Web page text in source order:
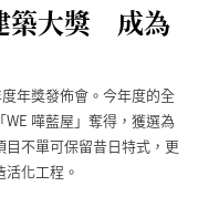
築大獎 成為
年獎發佈會。今年度的全
嘩藍屋」奪得，獲選為
不單可保留昔日特式，更
化工程。